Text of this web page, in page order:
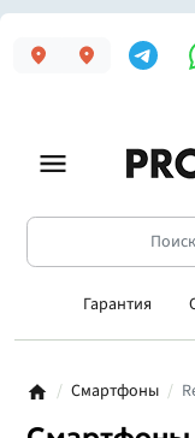
Гарантия
Смартфоны